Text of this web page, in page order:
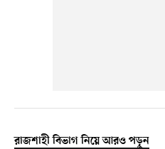
রাজশাহী বিভাগ নিয়ে আরও পড়ুন